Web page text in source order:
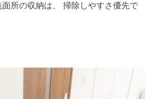
所の収納は、 掃除しやすさ優先で